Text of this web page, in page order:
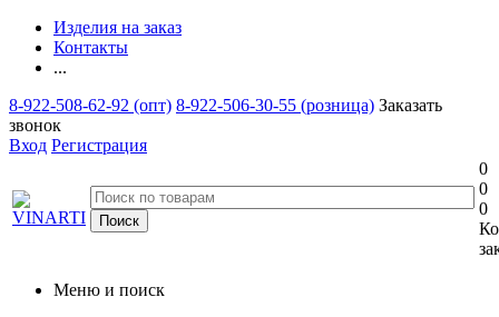
Изделия на заказ
Контакты
...
8-922-508-62-92 (опт) 8-922-506-30-55 (розница) Заказать
звонок
Вход Регистрация
0
0
0
Меню и поиск